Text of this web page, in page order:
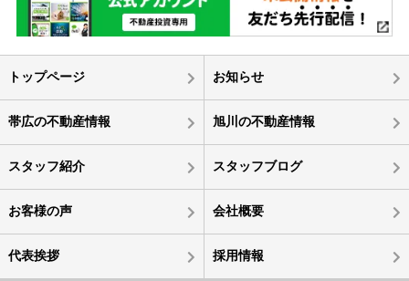
トップページ お知らせ
帯広の不動産情報 旭川の不動産情報
スタッフ紹介 スタッフブログ
お客様の声 会社概要
代表挨拶 採用情報